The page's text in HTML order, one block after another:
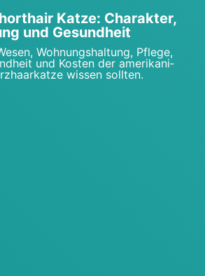
Kat­ze: Cha­rak­ter,
und Gesund­heit
Woh­nungs­hal­tung, Pfle­ge,
und Kos­ten der ame­ri­ka­ni­
wis­sen soll­ten.